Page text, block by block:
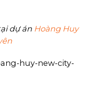
dự án Hoàng Huy